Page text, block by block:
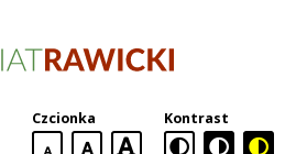
Czcionka Kontrast